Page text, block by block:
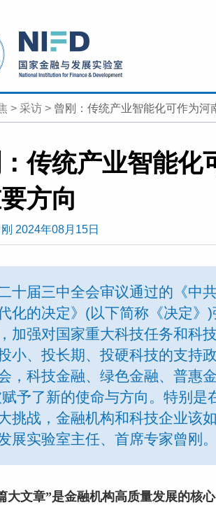
> 采访 > 曾刚：传统产业智能化可作为河
传统产业智能化
方向
2024年08月15日
十届三中全会审议通过的《中
化的决定》(以下简称《决定》
加强对国家重大科技任务和科
小、投长期、投硬科技的支持
，科技金融、绿色金融、普惠
赋予了新的使命与方向。特别
挑战，金融机构和科技企业该
展实验室主任、首席专家曾刚。
大文章”是金融机构高质量发展的核心